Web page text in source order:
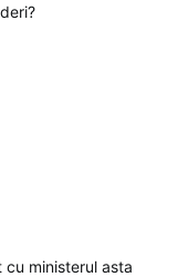
cu ministerul asta